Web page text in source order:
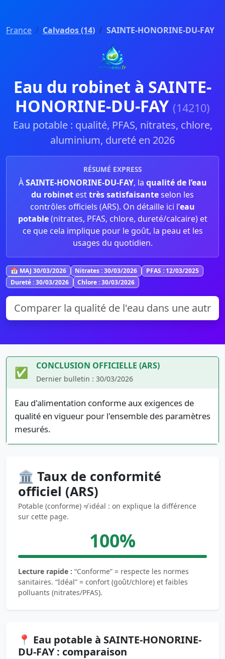
France Calvados (14) SAINTE-HONORINE-DU-FAY
Eau du robinet à SAINTE-
HONORINE-DU-FAY (14210)
Eau potable : qualité, PFAS, nitrates, chlore,
aluminium, dureté en 2026
RÉSUMÉ EXPRESS
ÀSAINTE-HONORINE-DU-FAY, la qualité de l’eau
du robinet esttrès satisfaisanteselon les
contrôles officiels (ARS). On détaille ici l’eau
potable(nitrates, PFAS, chlore, dureté/calcaire) et
ce que cela implique pour le goût, la peau et les
usages du quotidien.
📅 MAJ 30/03/2026 Nitrates : 30/03/2026
PFAS : 12/03/2025
Dureté : 30/03/2026
Chlore : 30/03/2026
✅ CONCLUSION OFFICIELLE (ARS)
Dernier bulletin : 30/03/2026
Eau d'alimentation conforme aux exigences de
qualité en vigueur pour l'ensemble des paramètres
mesurés.
🏛️ Taux de conformité
officiel (ARS)
Potable (conforme) ≠ idéal : on explique la différence
sur cette page.
100%
Lecture rapide : “Conforme” = respecte les normes
sanitaires. “Idéal” = confort (goût/chlore) et faibles
polluants (nitrates/PFAS).
📍 Eau potable à SAINTE-HONORINE-
DU-FAY : comparaison